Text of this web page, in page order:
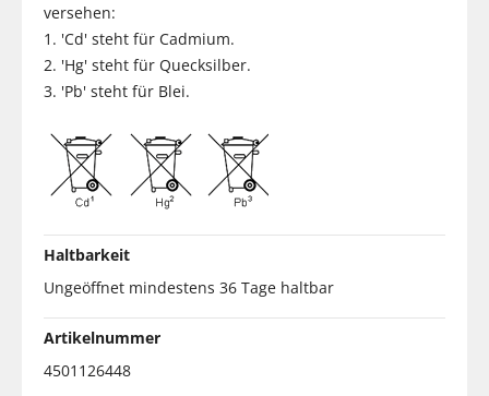
versehen:
1. 'Cd' steht für Cadmium.
2. 'Hg' steht für Quecksilber.
3. 'Pb' steht für Blei.
Haltbarkeit
Ungeöffnet mindestens 36 Tage haltbar
Artikelnummer
4501126448